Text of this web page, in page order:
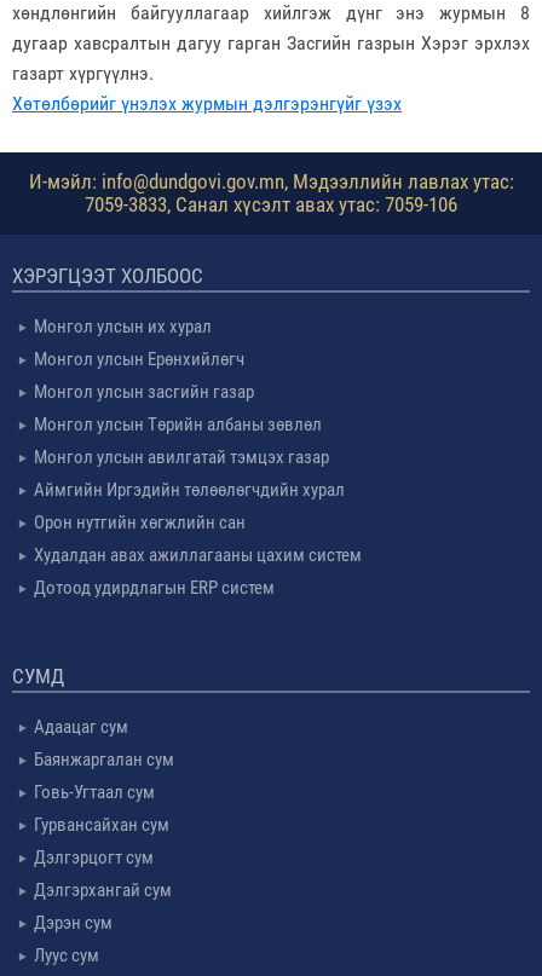
хөндлөнгийн байгууллагаар хийлгэж дүнг энэ журмын 8
дугаар хавсралтын дагуу гарган Засгийн газрын Хэрэг эрхлэх
газарт хүргүүлнэ.
Хөтөлбөрийг үнэлэх журмын дэлгэрэнгүйг үзэх
И-мэйл: info@dundgovi.gov.mn, Мэдээллийн лавлах утас:
7059-3833, Санал хүсэлт авах утас: 7059-106
ХЭРЭГЦЭЭТ ХОЛБООС
Монгол улсын их хурал
Монгол улсын Ерөнхийлөгч
Монгол улсын засгийн газар
Монгол улсын Төрийн албаны зөвлөл
Монгол улсын авилгатай тэмцэх газар
Аймгийн Иргэдийн төлөөлөгчдийн хурал
Орон нутгийн хөгжлийн сан
Худалдан авах ажиллагааны цахим систем
Дотоод удирдлагын ERP систем
СУМД
Адаацаг сум
Баянжаргалан сум
Говь-Угтаал сум
Гурвансайхан сум
Дэлгэрцогт сум
Дэлгэрхангай сум
Дэрэн сум
Луус сум